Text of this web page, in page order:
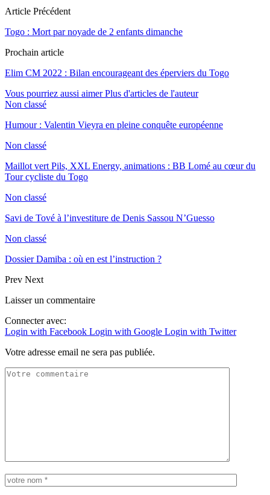
Article Précédent
Togo : Mort par noyade de 2 enfants dimanche
Prochain article
Elim CM 2022 : Bilan encourageant des éperviers du Togo
Vous pourriez aussi aimer Plus d'articles de l'auteur
Non classé
Humour : Valentin Vieyra en pleine conquête européenne
Non classé
Maillot vert Pils, XXL Energy, animations : BB Lomé au cœur du
Tour cycliste du Togo
Non classé
Savi de Tové à l’investiture de Denis Sassou N’Guesso
Non classé
Dossier Damiba : où en est l’instruction ?
Prev Next
Laisser un commentaire
Connecter avec:
Login with Facebook Login with Google Login with Twitter
Votre adresse email ne sera pas publiée.